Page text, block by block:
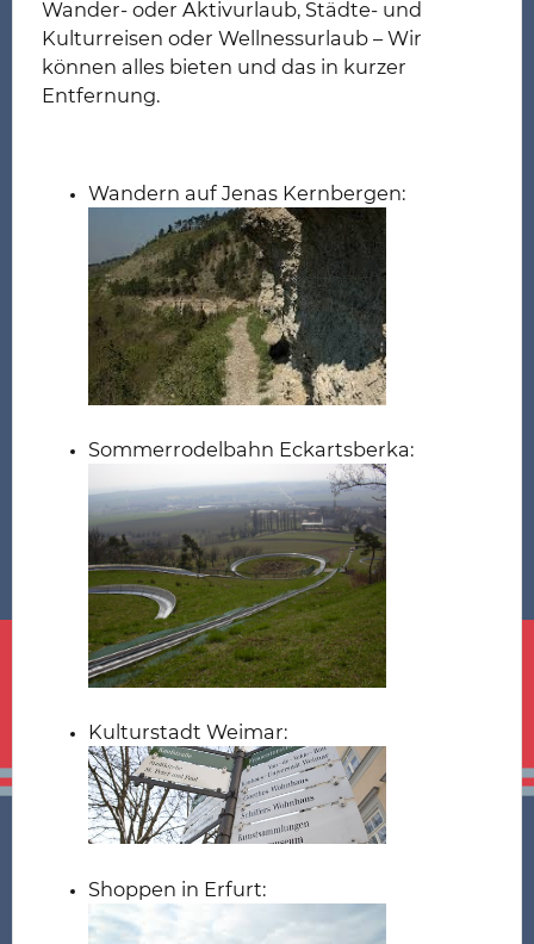
Wander- oder Aktivurlaub, Städte- und
Kulturreisen oder Wellnessurlaub – Wir
können alles bieten und das in kurzer
Entfernung.
Wandern auf Jenas Kernbergen:
Sommerrodelbahn Eckartsberka:
Kulturstadt Weimar:
Shoppen in Erfurt: